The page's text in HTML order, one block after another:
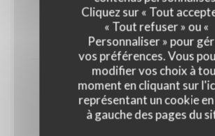
Cliquez sur « Tout
« Tout refuser » ou «
Personnaliser » pour
vos préférences. Vous
modifier vos choix à
moment en cliquant sur
représentant un cookie en
à gauche des pages du
OEUFS LAIT FRUITS
13,00 EUR
Café & Mignardises
GLUTEN OEUFS